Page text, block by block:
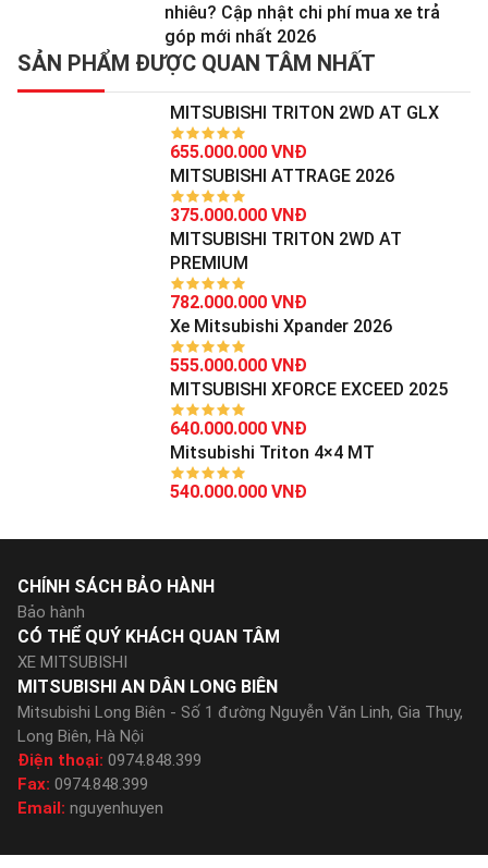
nhiêu? Cập nhật chi phí mua xe trả
góp mới nhất 2026
SẢN PHẨM ĐƯỢC QUAN TÂM NHẤT
MITSUBISHI TRITON 2WD AT GLX
655.000.000 VNĐ
MITSUBISHI ATTRAGE 2026
375.000.000 VNĐ
MITSUBISHI TRITON 2WD AT
PREMIUM
782.000.000 VNĐ
Xe Mitsubishi Xpander 2026
555.000.000 VNĐ
MITSUBISHI XFORCE EXCEED 2025
640.000.000 VNĐ
Mitsubishi Triton 4×4 MT
540.000.000 VNĐ
MITSUBISHI AN DÂN LONG BIÊN
Mitsubishi Long Biên - Số 1 đường Nguyễn Văn Linh, Gia Thụy,
Long Biên, Hà Nội
Điện thoại: 0974.848.399
Fax: 0974.848.399
Email: nguyenhuyen
CHÍNH SÁCH BẢO HÀNH
Bảo hành
CÓ THỂ QUÝ KHÁCH QUAN TÂM
XE MITSUBISHI